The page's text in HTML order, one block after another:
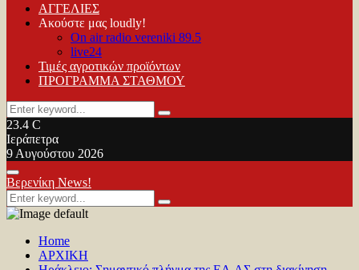
ΑΓΓΕΛΙΕΣ
Ακούστε μας loudly!
On air radio vereniki 89.5
live24
Τιμές αγροτικών προϊόντων
ΠΡΟΓΡΑΜΜΑ ΣΤΑΘΜΟΥ
Search
for:
Search
23.4 C
Ιεράπετρα
9 Αυγούστου 2026
Facebook
Twitter
Youtube
Primary
Menu
Βερενίκη News!
Search
for:
Search
Home
ΑΡΧΙΚΗ